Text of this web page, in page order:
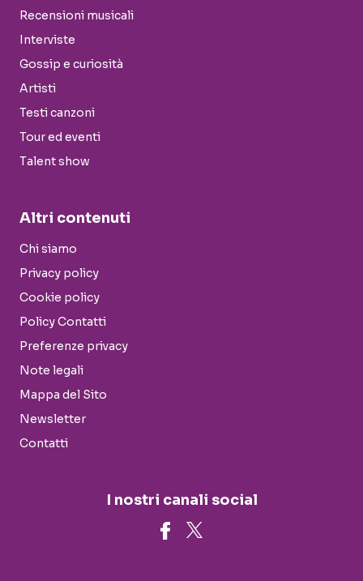
Recensioni musicali
Interviste
Gossip e curiosità
Artisti
Testi canzoni
Tour ed eventi
Talent show
Altri contenuti
Chi siamo
Privacy policy
Cookie policy
Policy Contatti
Preferenze privacy
Note legali
Mappa del Sito
Newsletter
Contatti
I nostri canali social